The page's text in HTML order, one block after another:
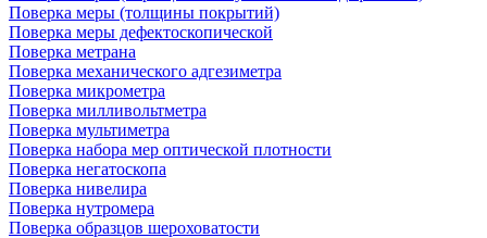
Поверка меры (толщины покрытий)
Поверка меры дефектоскопической
Поверка метрана
Поверка механического адгезиметра
Поверка микрометра
Поверка милливольтметра
Поверка мультиметра
Поверка набора мер оптической плотности
Поверка негатоскопа
Поверка нивелира
Поверка нутромера
Поверка образцов шероховатости